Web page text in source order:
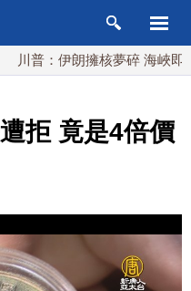
：伊朗擁核夢碎 海峽即將恢復
拒 竟是4倍價